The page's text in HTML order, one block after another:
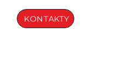
KONTAKTY